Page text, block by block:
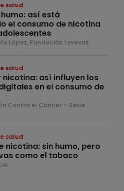
salud
así está
el consumo de nicotina
López, Fundación Lovexair
salud
nicotina: así influyen los
en el consumo de
Contra el Cáncer – Sede
salud
nicotina: sin humo, pero
como el tabaco